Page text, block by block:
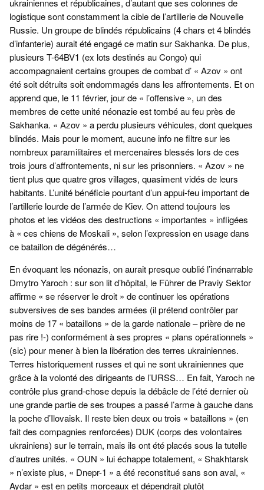
ukrainiennes et républicaines, d’autant que ses colonnes de
logistique sont constamment la cible de l’artillerie de Nouvelle
Russie. Un groupe de blindés républicains (4 chars et 4 blindés
d’infanterie) aurait été engagé ce matin sur Sakhanka. De plus,
plusieurs T-64BV1 (ex lots destinés au Congo) qui
accompagnaient certains groupes de combat d’ « Azov » ont
été soit détruits soit endommagés dans les affrontements. Et on
apprend que, le 11 février, jour de « l’offensive », un des
membres de cette unité néonazie est tombé au feu près de
Sakhanka. « Azov » a perdu plusieurs véhicules, dont quelques
blindés. Mais pour le moment, aucune info ne filtre sur les
nombreux paramilitaires et mercenaires blessés lors de ces
trois jours d’affrontements, ni sur les prisonniers. « Azov » ne
tient plus que quatre gros villages, quasiment vidés de leurs
habitants. L’unité bénéficie pourtant d’un appui-feu important de
l’artillerie lourde de l’armée de Kiev. On attend toujours les
photos et les vidéos des destructions « importantes » infligées
à « ces chiens de Moskali », selon l’expression en usage dans
ce bataillon de dégénérés…
En évoquant les néonazis, on aurait presque oublié l’inénarrable
Dmytro Yaroch : sur son lit d’hôpital, le Führer de Praviy Sektor
affirme « se réserver le droit » de continuer les opérations
subversives de ses bandes armées (il prétend contrôler par
moins de 17 « bataillons » de la garde nationale – prière de ne
pas rire !-) conformément à ses propres « plans opérationnels »
(sic) pour mener à bien la libération des terres ukrainiennes.
Terres historiquement russes et qui ne sont ukrainiennes que
grâce à la volonté des dirigeants de l’URSS… En fait, Yaroch ne
contrôle plus grand-chose depuis la débâcle de l’été dernier où
une grande partie de ses troupes a passé l’arme à gauche dans
la poche d’Ilovaisk. Il reste bien deux ou trois « bataillons » (en
fait des compagnies renforcées) DUK (corps des volontaires
ukrainiens) sur le terrain, mais ils ont été placés sous la tutelle
d’autres unités. « OUN » lui échappe totalement, « Shakhtarsk
» n’existe plus, « Dnepr-1 » a été reconstitué sans son aval, «
Aydar » est en petits morceaux et dépendrait plutôt